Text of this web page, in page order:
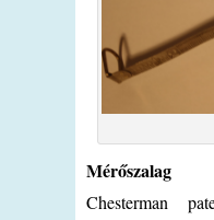
Mérőszalag
Chesterman